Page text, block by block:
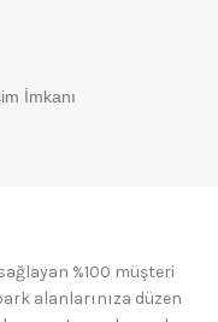
İmkanı
%100 müşteri
alanlarınıza düzen